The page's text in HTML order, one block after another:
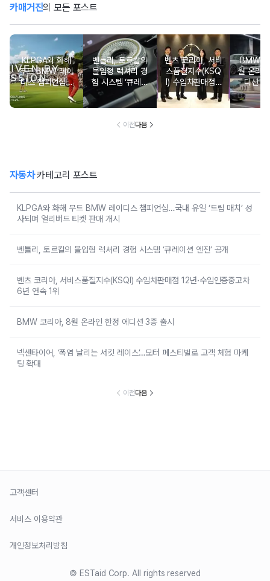
카매거진의 모든 포스트
KLPGA와 화해
무드 BMW 레이
디스 챔피언십…
국내 유일 ‘드림
매치’ 성사되며 얼
벤틀리, 토르칼의
몰입형 럭셔리 경
험 시스템 ‘큐레이
션 엔진’ 공개
벤츠 코리아, 서비
스품질지수(KSQ
I) 수입차판매점 1
2년·수입인증중고
차 6년 연속 1위
BMW
월 온라
디션 3
이전다음
자동차카테고리 포스트
KLPGA와 화해 무드 BMW 레이디스 챔피언십…국내 유일 ‘드림 매치’ 성
사되며 얼리버드 티켓 판매 개시
벤틀리, 토르칼의 몰입형 럭셔리 경험 시스템 ‘큐레이션 엔진’ 공개
벤츠 코리아, 서비스품질지수(KSQI) 수입차판매점 12년·수입인증중고차
6년 연속 1위
BMW 코리아, 8월 온라인 한정 에디션 3종 출시
넥센타이어, ‘폭염 날리는 서킷 레이스’…모터 페스티벌로 고객 체험 마케
팅 확대
이전다음
고객센터
서비스 이용약관
개인정보처리방침
© ESTaid Corp. All rights reserved